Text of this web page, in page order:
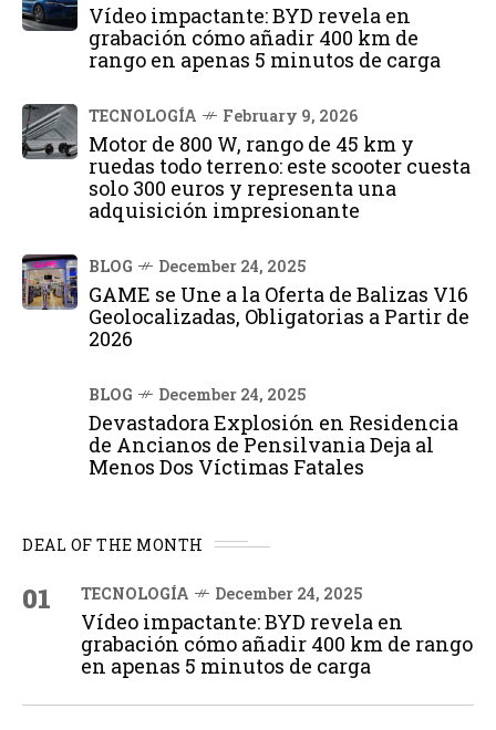
Vídeo impactante: BYD revela en
grabación cómo añadir 400 km de
rango en apenas 5 minutos de carga
TECNOLOGÍA February 9, 2026
Motor de 800 W, rango de 45 km y
ruedas todo terreno: este scooter cuesta
solo 300 euros y representa una
adquisición impresionante
BLOG December 24, 2025
GAME se Une a la Oferta de Balizas V16
Geolocalizadas, Obligatorias a Partir de
2026
BLOG December 24, 2025
Devastadora Explosión en Residencia
de Ancianos de Pensilvania Deja al
Menos Dos Víctimas Fatales
DEAL OF THE MONTH
01 TECNOLOGÍA December 24, 2025
Vídeo impactante: BYD revela en
grabación cómo añadir 400 km de rango
en apenas 5 minutos de carga